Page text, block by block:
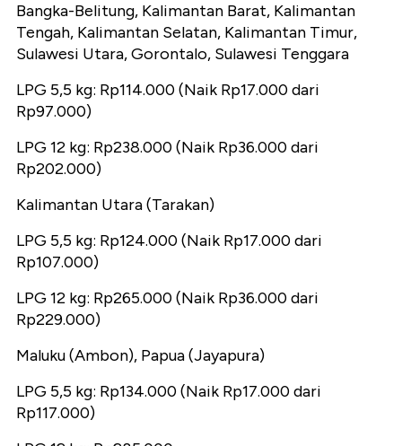
Bangka-Belitung, Kalimantan Barat, Kalimantan
Tengah, Kalimantan Selatan, Kalimantan Timur,
Sulawesi Utara, Gorontalo, Sulawesi Tenggara
LPG 5,5 kg: Rp114.000 (Naik Rp17.000 dari
Rp97.000)
LPG 12 kg: Rp238.000 (Naik Rp36.000 dari
Rp202.000)
Kalimantan Utara (Tarakan)
LPG 5,5 kg: Rp124.000 (Naik Rp17.000 dari
Rp107.000)
LPG 12 kg: Rp265.000 (Naik Rp36.000 dari
Rp229.000)
Maluku (Ambon), Papua (Jayapura)
LPG 5,5 kg: Rp134.000 (Naik Rp17.000 dari
Rp117.000)